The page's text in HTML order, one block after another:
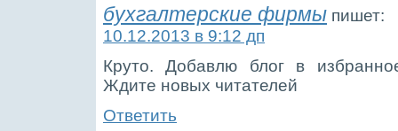
бухгалтерские фирмы пишет:
10.12.2013 в 9:12 дп
Круто. Добавлю блог в
Ждите новых читателей
Ответить